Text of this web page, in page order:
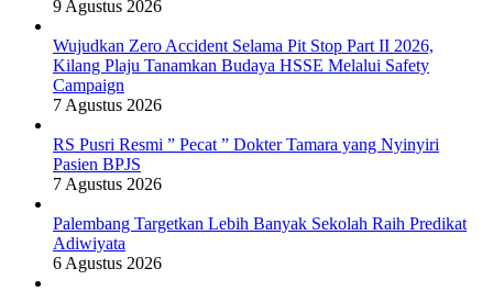
9 Agustus 2026
Wujudkan Zero Accident Selama Pit Stop Part II 2026,
Kilang Plaju Tanamkan Budaya HSSE Melalui Safety
Campaign
7 Agustus 2026
RS Pusri Resmi ” Pecat ” Dokter Tamara yang Nyinyiri
Pasien BPJS
7 Agustus 2026
Palembang Targetkan Lebih Banyak Sekolah Raih Predikat
Adiwiyata
6 Agustus 2026